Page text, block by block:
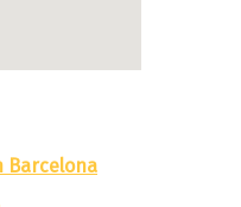
Barcelona